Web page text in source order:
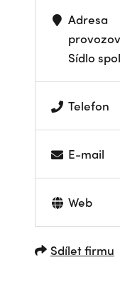
Adresa
Sídlo
Telefon
E-mail
Web
Sdílet firmu